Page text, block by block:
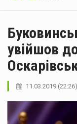
увійшов
11.03.2019 (22:26)